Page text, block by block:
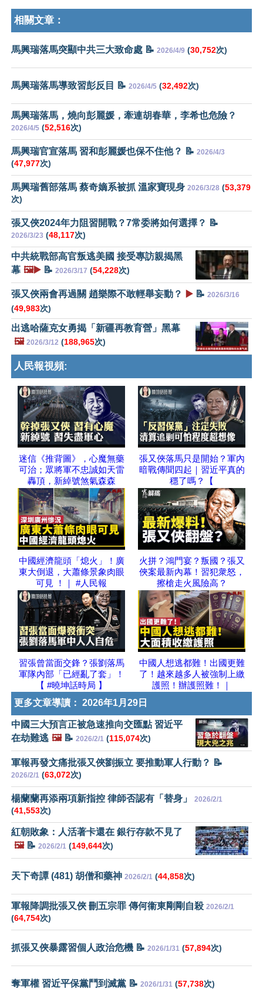
相關文章：
馬興瑞落馬突顯中共三大致命處 📝 2026/4/9 (30,752次)
馬興瑞落馬導致習彭反目 📝 2026/4/5 (32,492次)
馬興瑞落馬，燒向彭麗媛，牽連胡春華，李希也危險？
2026/4/5 (52,516次)
馬興瑞官宣落馬 習和彭麗媛也保不住他？ 📝 2026/4/3
(47,977次)
馬興瑞舊部落馬 蔡奇嫡系被抓 溫家寶現身 2026/3/28 (53,379
次)
張又俠2024年力阻習開戰？7常委將如何選擇？ 📝
2026/3/23 (48,117次)
中共統戰部高官叛逃美國 接受專訪親揭黑
幕 🖼️▶️ 📝 2026/3/17 (54,228次)
張又俠兩會再過關 趙樂際不敢輕舉妄動？ ▶️ 📝 2026/3/16
(49,983次)
出逃哈薩克女勇揭「新疆再教育營」黑幕
🖼️ 2026/3/12 (188,965次)
人民報視頻:
迷信《推背圖》，心魔無藥
可治；眾將軍不忠誠如天雷
轟頂，新綽號煞氣森森
張又俠落馬只是開始？軍內
暗戰傳聞四起｜習近平真的
穩了嗎？【
中國經濟龍頭「熄火」！廣
東大倒退，大蕭條景象肉眼
可見 ！｜ #人民報
火拼？鴻門宴？叛國？張又
俠案最新內幕！習犯衆怒，
擦槍走火風險高？
習張曾當面交鋒？張劉落馬
軍隊內部「已經亂了套」！
【 #曉坤話時局 】
中國人想逃都難！出國更難
了！越來越多人被強制上繳
護照！辦護照難！｜
更多文章導讀： 2026年1月29日
中國三大預言正被急速推向交匯點 習近平
在劫難逃 🖼️📝 2026/2/1 (115,074次)
軍報再發文痛批張又俠劉振立 要推動軍人行動？ 📝
2026/2/1 (63,072次)
楊蘭蘭再添兩項新指控 律師否認有「替身」 2026/2/1
(41,553次)
紅朝敗象：人活著卡還在 銀行存款不見了
🖼️📝 2026/2/1 (149,644次)
天下奇譚 (481) 胡僧和藥神 2026/2/1 (44,858次)
軍報降調批張又俠 刪五宗罪 傳何衞東剛剛自殺 2026/2/1
(64,754次)
抓張又俠暴露習個人政治危機 📝 2026/1/31 (57,894次)
奪軍權 習近平保黨鬥到滅黨 📝 2026/1/31 (57,738次)